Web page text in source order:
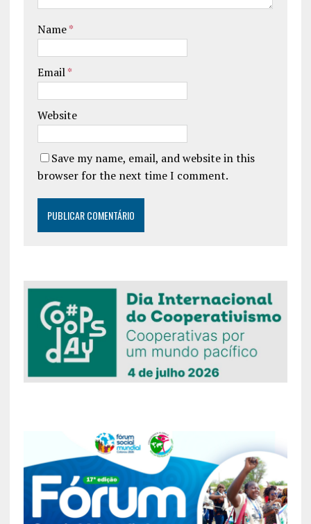
Name*
Email*
Website
Save my name, email, and website in this
browser for the next time I comment.